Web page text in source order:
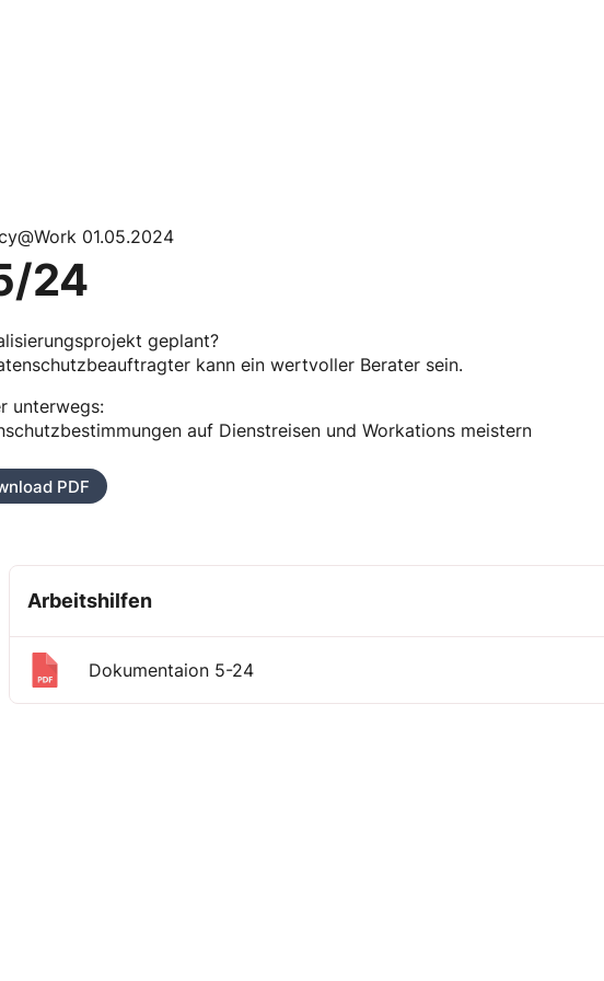
01.05.2024
24
geplant?
kann ein wertvoller Berater sein.
unterwegs:
auf Dienstreisen und Workations meistern
PDF
Arbeitshilfen
Dokumentaion 5-24